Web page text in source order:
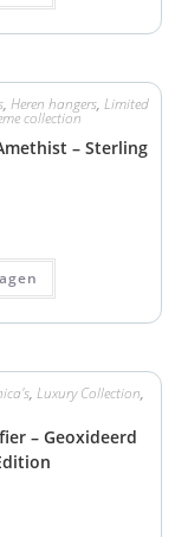
, Heren hangers, Limited
collection
– Sterling
, Luxury Collection,
– Geoxideerd